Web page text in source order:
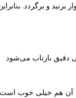
و برگردد.
دقیق بازتاب می‌شود
هم خیلی خوب